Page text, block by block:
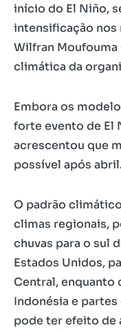
início do El Niño,
intensificação nos
Wilfran Moufouma
climática da
Embora os
forte evento de El
acrescentou que
possível após
O padrão
climas regionais,
chuvas para o sul
Estados Unidos,
Central, enquanto
Indonésia e partes
pode ter efeito de